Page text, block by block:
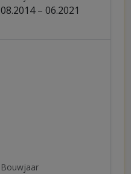
08.2014 – 06.2021
Bouwjaar